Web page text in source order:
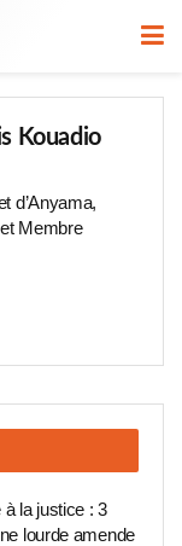
Kouadio
d’Anyama,
Membre
la justice : 3
lourde amende